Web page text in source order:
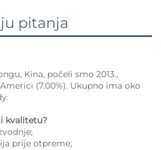
pitanja
Kina, počeli smo 2013.,
(7.00%). Ukupno ima oko
kvalitetu?
prije otpreme;